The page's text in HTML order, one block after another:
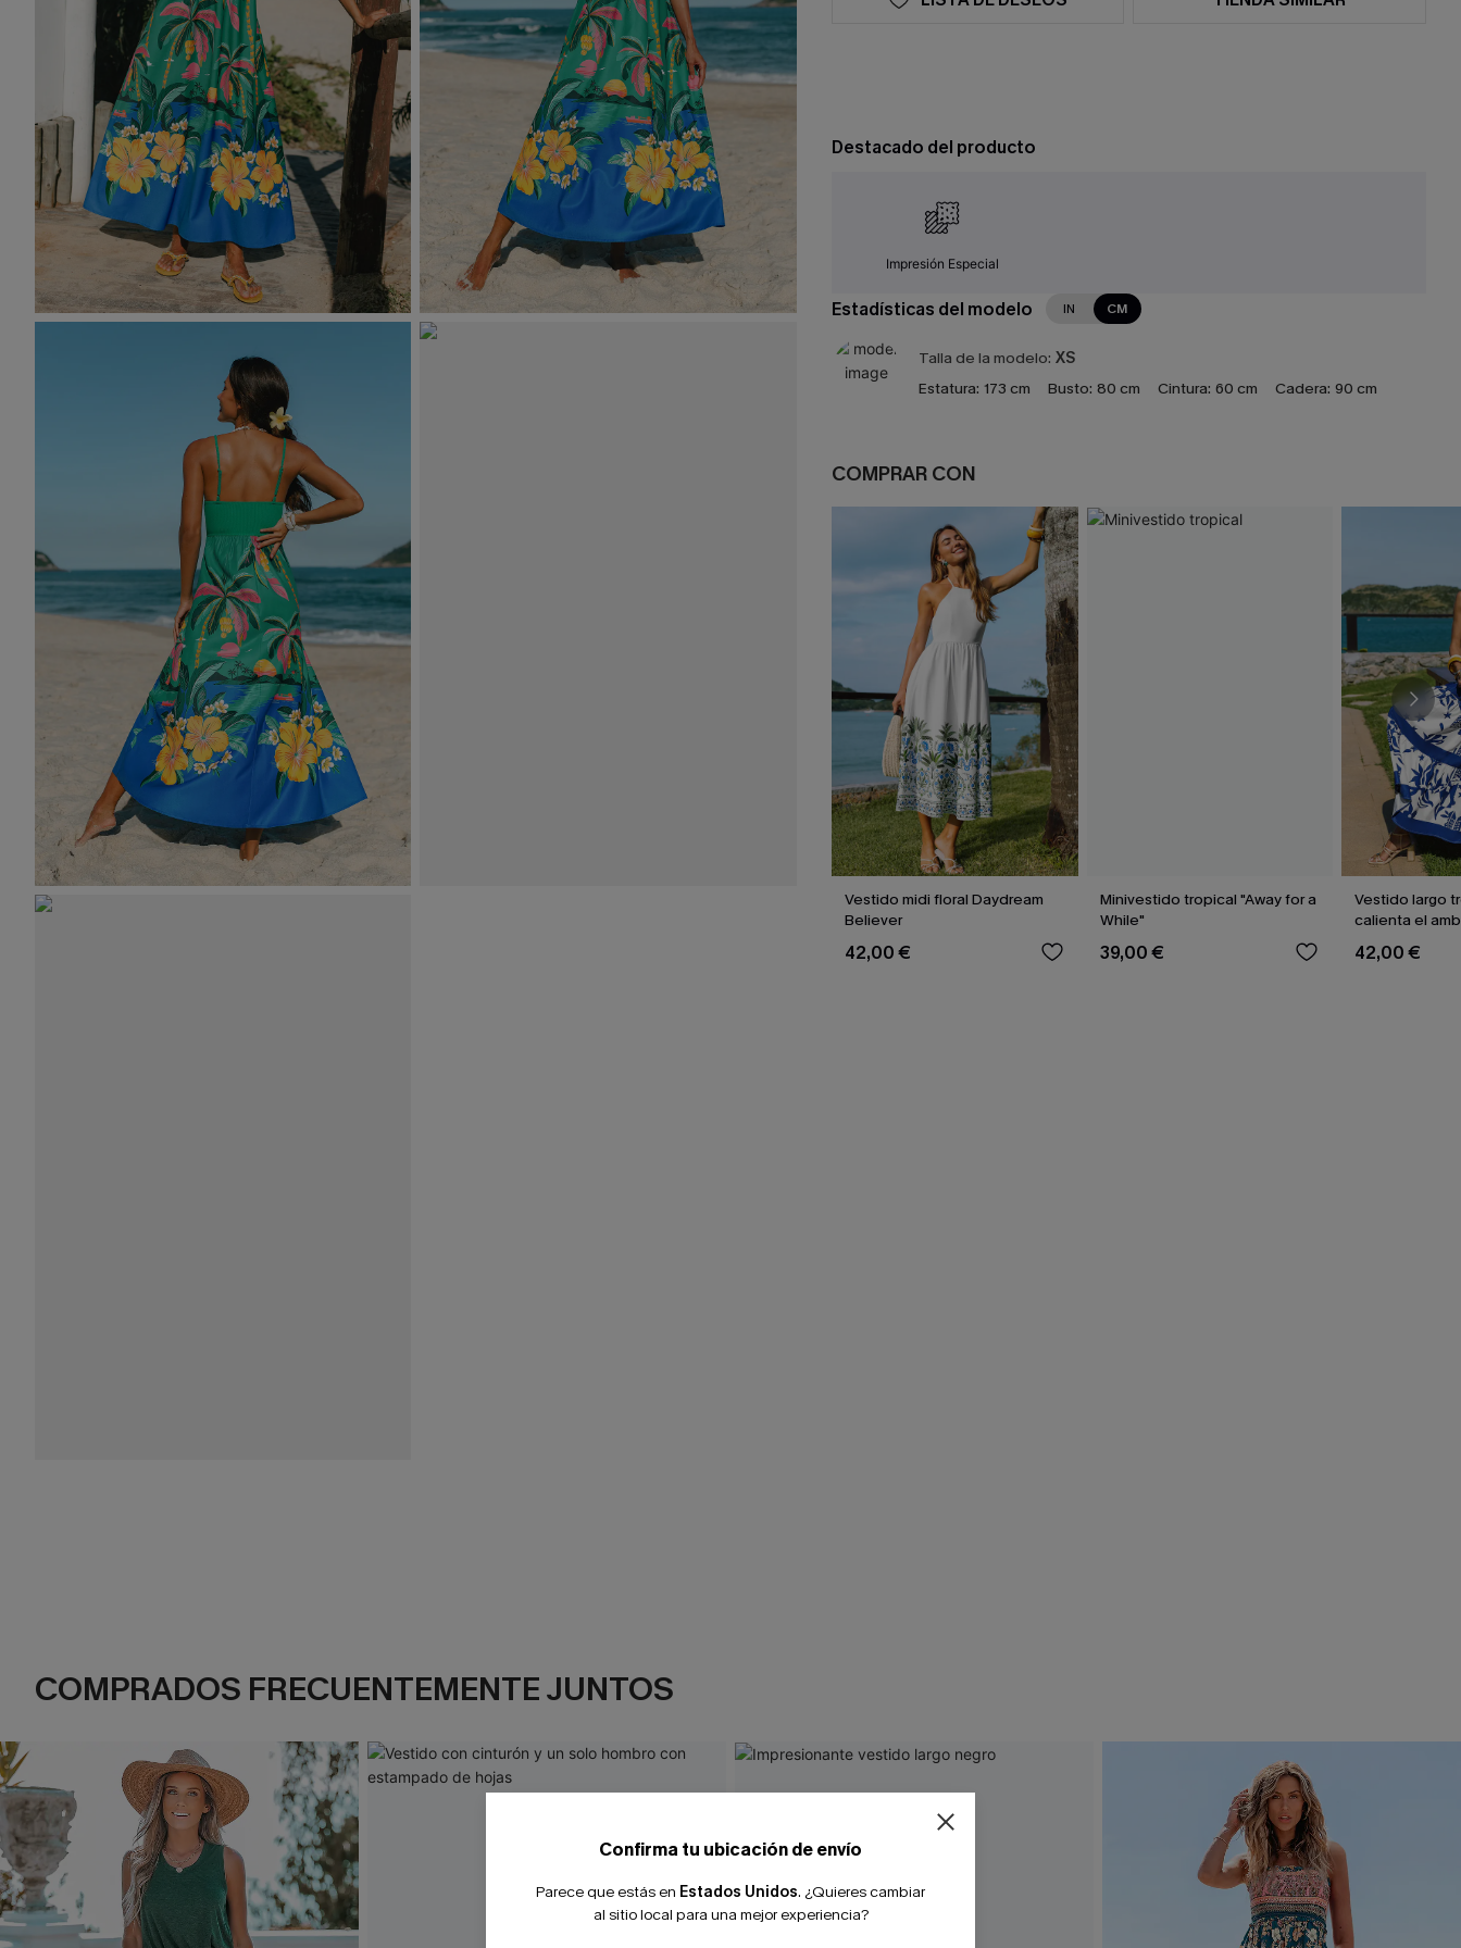
Destacado del producto
Impresión Especial
Estadísticas del modelo IN CM
Talla de la modelo: XS
Estatura: 173 cm Busto: 80 cm Cintura: 60 cm Cadera: 90 cm
COMPRAR CON
Vestido midi floral Daydream
Believer
42,00 €
Minivestido tropical "Away for a
While"
39,00 €
Vestido largo
calienta el
42,00 €
COMPRADOS FRECUENTEMENTE JUNTOS
Confirma tu ubicación de envío
Parece que estás en Estados Unidos. ¿Quieres cambiar
al sitio local para una mejor experiencia?
-10% extra sin compra mínima